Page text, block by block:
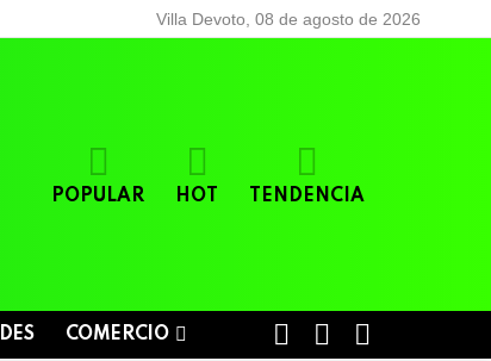
Villa Devoto, 08 de agosto de 2026
POPULAR HOT TENDENCIA
COMERCIO
SWITCH
SKIN